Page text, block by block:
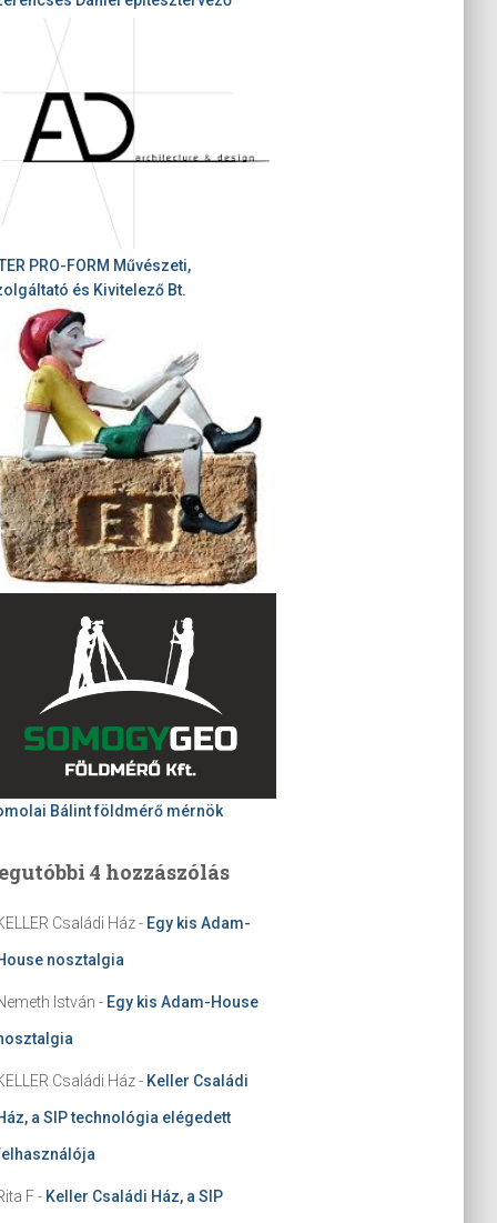
PRO-FORM Művészeti,
és Kivitelező Bt.
Bálint földmérő mérnök
4 hozzászólás
Családi Ház- Egy kis Adam-
nosztalgia
István - Egy kis Adam-House
Családi Ház- Keller Családi
a SIP technológia elégedett
F- Keller Családi Ház, a SIP